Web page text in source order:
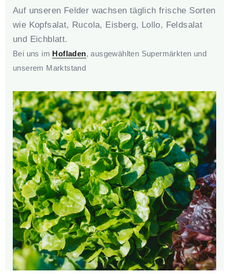
Auf unseren Felder wachsen täglich frische Sorten
wie Kopfsalat, Rucola, Eisberg, Lollo, Feldsalat
und Eichblatt.
Bei uns im Hofladen, ausgewählten Supermärkten und
unserem Marktstand